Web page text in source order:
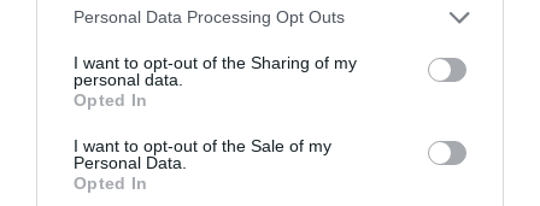
Please note that this website/app uses one or more Google
not limited to your visit or usage behaviour. You may click to
grant or deny consent to Google and its third-party tags to
use your data for below specified purposes in below Google
consent section.
Personal Data Processing Opt Outs
I want to opt-out of the Sharing of my
personal data.
Opted In
I want to opt-out of the Sale of my
Personal Data.
Opted In
20.08.2024 17:33